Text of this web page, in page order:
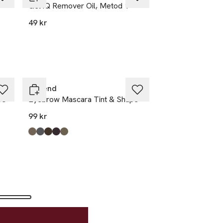
Gel iQ Remover Oil, Metod 1
49 kr
Depend
Eyebrow Mascara Tint & Shape
99 kr
Produkten finns i färgerna:
Taupe,
Graphite,
Medium Brown
Dark Brown
Soft Brown,